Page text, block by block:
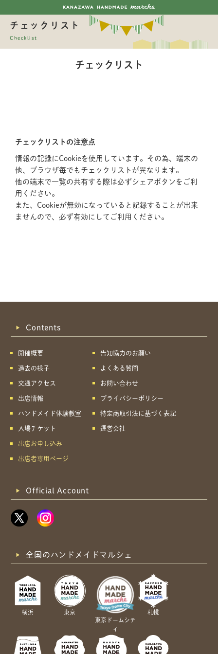
チェックリスト
Checklist
チェックリスト
チェックリストの注意点
情報の記録にCookieを使用しています。その為、端末の
他、ブラウザ毎でもチェックリストが異なります。
他の端末で一覧の共有する際は必ずシェアボタンをご利
用ください。
また、Cookieが無効になっていると記録することが出来
ませんので、必ず有効にしてご利用ください。
共有方法を選択
Contents
開催概要
過去の様子
交通アクセス
出店情報
ハンドメイド体験教室
入場チケット
出店お申し込み
出店者専用ページ
告知協力のお願い
よくある質問
お問い合わせ
プライバシーポリシー
特定商取引法に基づく表記
運営会社
Official Account
全国のハンドメイドマルシェ
横浜
東京
東京ドームシテ
ィ
札幌